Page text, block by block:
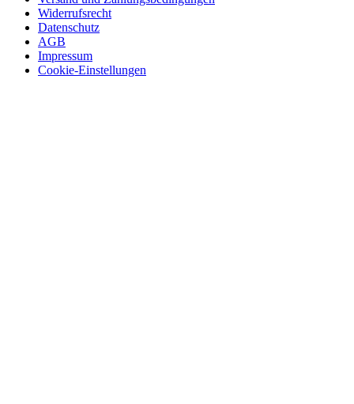
Widerrufsrecht
Datenschutz
AGB
Impressum
Cookie-Einstellungen